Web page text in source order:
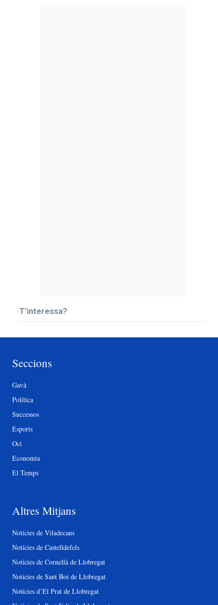
T’interessa?
Seccions
Gavà
Política
Successos
Esports
Oci
Economia
El Temps
Altres Mitjans
Notícies de Viladecans
Notícies de Castelldefels
Notícies de Cornellà de Llobregat
Notícies de Sant Boi de Llobregat
Notícies d’El Prat de Llobregat